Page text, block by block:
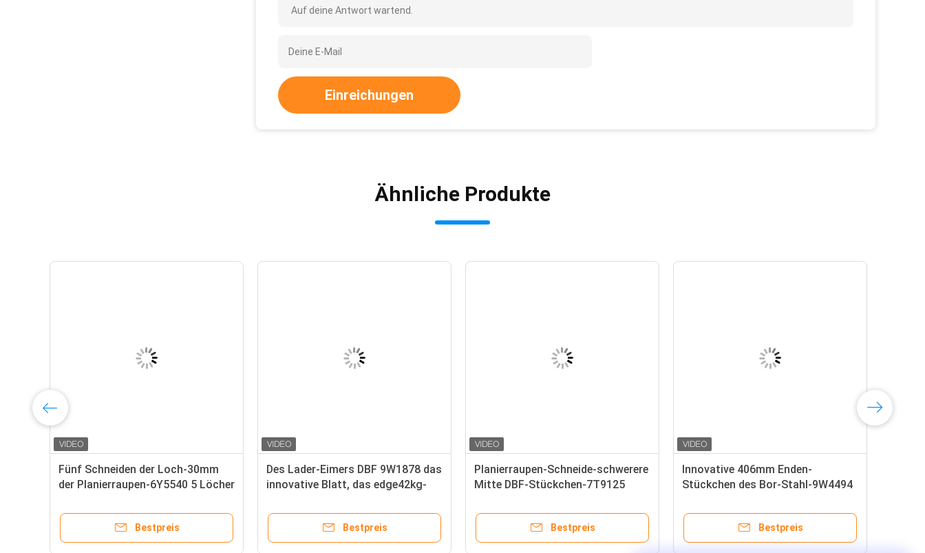
Auf deine Antwort wartend.
Einreichungen
Ähnliche Produkte
Fünf Schneiden der Loch-30mm
der Planierraupen-6Y5540 5 Löcher
Bestpreis
Des Lader-Eimers DBF 9W1878 das
innovative Blatt, das edge42kg-
Bestpreis
Planierraupen-Schneide-schwerere
Mitte DBF-Stückchen-7T9125
Bestpreis
Innovative 406mm Enden-
Stückchen des Bor-Stahl-9W4494
Bestpreis